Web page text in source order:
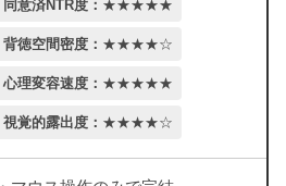
同意済NTR度： ★★★★★
背徳空間密度： ★★★★☆
心理変容速度： ★★★★★
視覚的露出度： ★★★★☆